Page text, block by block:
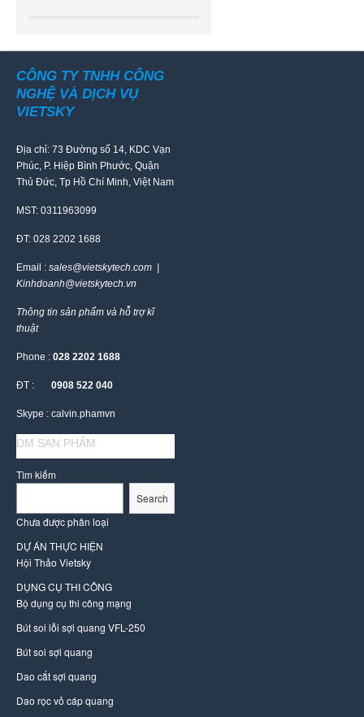
CÔNG TY TNHH CÔNG
NGHỆ VÀ DỊCH VỤ
VIETSKY
Địa chỉ: 73 Đường số 14, KDC Vạn
Phúc, P. Hiệp Bình Phước, Quận
Thủ Đức, Tp Hồ Chí Minh, Việt Nam
MST: 0311963099
ĐT: 028 2202 1688
Email : sales@vietskytech.com |
Kinhdoanh@vietskytech.vn
Thông tin sản phẩm và hỗ trợ kĩ
thuật
Phone : 028 2202 1688
ĐT : 0908 522 040
Skype : calvin.phamvn
DM SAN PHẨM
Tìm kiếm
Search
Chưa được phân loại
DỰ ÁN THỰC HIỆN
Hội Thảo Vietsky
DỤNG CỤ THI CÔNG
Bộ dụng cụ thi công mạng
Bút soi lỗi sợi quang VFL-250
Bút soi sợi quang
Dao cắt sợi quang
Dao rọc vỏ cáp quang